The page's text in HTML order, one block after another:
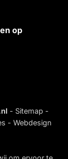
op
- Sitemap -
- Webdesign